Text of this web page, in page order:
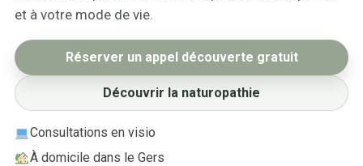
et à votre mode de vie.
Réserver un appel découverte gratuit
Découvrir la naturopathie
Consultations en visio
À domicile dans le Gers